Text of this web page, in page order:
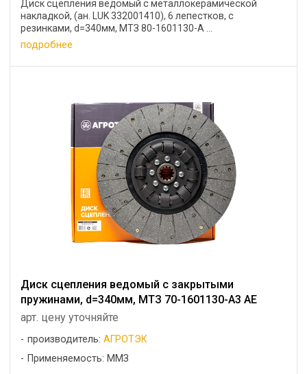
Диск сцепления ведомый с металлокерамической
накладкой, (ан. LUK 332001410), 6 лепестков, с
резинками, d=340мм, МТЗ 80-1601130-А ...
подробнее
Диск сцепления ведомый с закрытыми
пружинами, d=340мм, МТЗ 70-1601130-А3 АЕ
арт. цену уточняйте
производитель:АГРОТЭК
Применяемость: ММЗ